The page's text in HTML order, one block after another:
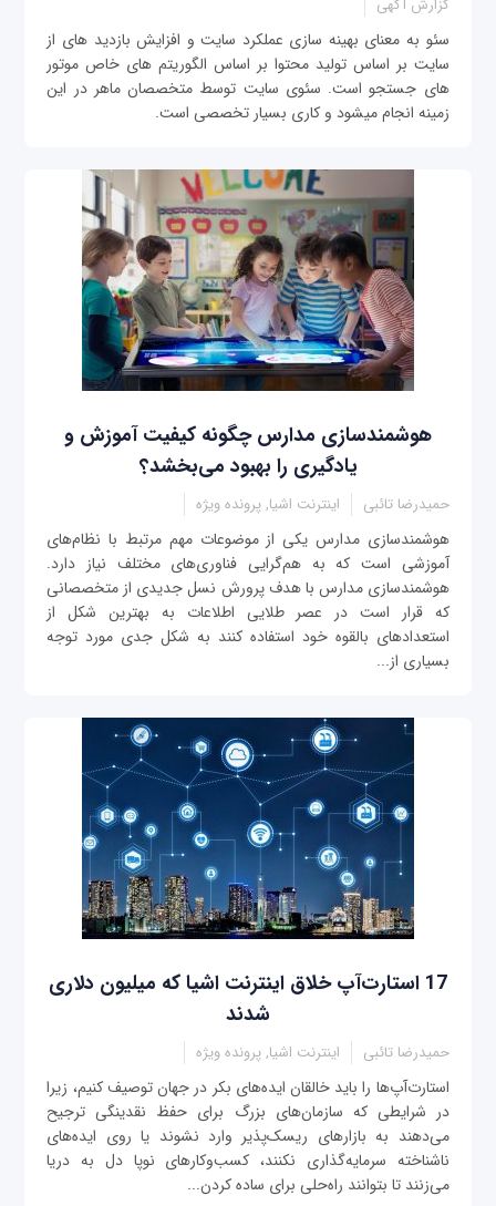
سئو به معنای بهینه سازی عملکرد سایت و افزایش بازدید های از
سایت بر اساس تولید محتوا بر اساس الگوریتم های خاص موتور
های جستجو است. سئوی سایت توسط متخصصان ماهر در این
زمینه انجام میشود و کاری بسیار تخصصی است.
هوشمندسازی مدارس چگونه کیفیت آموزش و
یادگیری را بهبود می‌بخشد؟
حمیدرضا تائبی اینترنت اشیا, پرونده ویژه
هوشمندسازی مدارس یکی از موضوعات مهم مرتبط با نظام‌های
آموزشی است که به هم‌گرایی فناوری‌های مختلف نیاز دارد.
هوشمندسازی مدارس با هدف پرورش نسل جدیدی از متخصصانی
که قرار است در عصر طلایی اطلاعات به بهترین شکل از
استعدادهای بالقوه خود استفاده کنند به شکل جدی مورد توجه
بسیاری از...
17 استارت‌آپ خلاق اینترنت اشیا که میلیون دلاری
شدند
حمیدرضا تائبی اینترنت اشیا, پرونده ویژه
استارت‌آپ‌ها را باید خالقان ایده‌های بکر در جهان توصیف کنیم، زیرا
در شرایطی که سازمان‌های بزرگ برای حفظ نقدینگی ترجیح
می‌دهند به بازارهای ریسک‌پذیر وارد نشوند یا روی ایده‌های
ناشناخته سرمایه‌گذاری نکنند، کسب‌وکارهای نوپا دل به دریا
می‌زنند تا بتوانند راه‌حلی برای ساده‌ کردن...